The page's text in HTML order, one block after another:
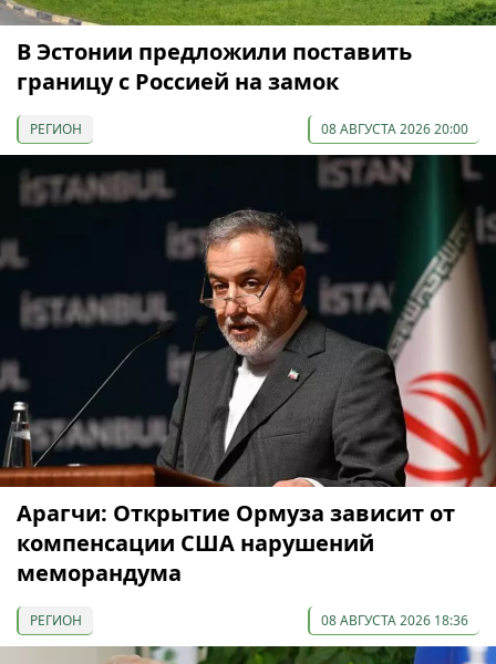
В Эстонии предложили поставить
границу с Россией на замок
РЕГИОН 08 АВГУСТА 2026 20:00
Арагчи: Открытие Ормуза зависит от
компенсации США нарушений
меморандума
РЕГИОН 08 АВГУСТА 2026 18:36